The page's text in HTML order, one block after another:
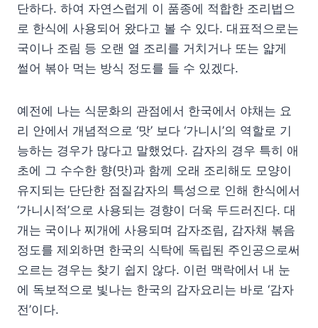
단하다. 하여 자연스럽게 이 품종에 적합한 조리법으
로 한식에 사용되어 왔다고 볼 수 있다. 대표적으로는
국이나 조림 등 오랜 열 조리를 거치거나 또는 얇게
썰어 볶아 먹는 방식 정도를 들 수 있겠다.
예전에 나는 식문화의 관점에서 한국에서 야채는 요
리 안에서 개념적으로 ‘맛’ 보다 ‘가니시’의 역할로 기
능하는 경우가 많다고 말했었다. 감자의 경우 특히 애
초에 그 수수한 향(맛)과 함께 오래 조리해도 모양이
유지되는 단단한 점질감자의 특성으로 인해 한식에서
‘가니시적’으로 사용되는 경향이 더욱 두드러진다. 대
개는 국이나 찌개에 사용되며 감자조림, 감자채 볶음
정도를 제외하면 한국의 식탁에 독립된 주인공으로써
오르는 경우는 찾기 쉽지 않다. 이런 맥락에서 내 눈
에 독보적으로 빛나는 한국의 감자요리는 바로 ‘감자
전’이다.